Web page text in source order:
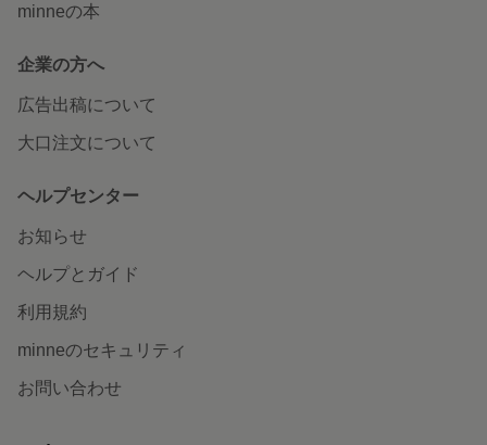
minneの本
企業の方へ
広告出稿について
大口注文について
ヘルプセンター
お知らせ
ヘルプとガイド
利用規約
minneのセキュリティ
お問い合わせ